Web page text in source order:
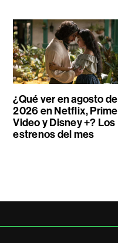
¿Qué ver en agosto de
2026 en Netflix, Prime
Video y Disney +? Los
estrenos del mes